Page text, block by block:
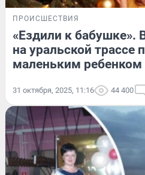
ПРОИСШЕСТВИЯ
«Ездили к бабушке».
на уральской трассе
маленьким ребенком
31 октября, 2025, 11:16 44 400